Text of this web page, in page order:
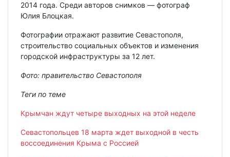
2014 года. Среди авторов снимков — фотограф
Юлия Блоцкая.
Фотографии отражают развитие Севастополя,
строительство социальных объектов и изменения
городской инфраструктуры за 12 лет.
Фото: правительство Севастополя
Теги по теме
Крымчан ждут четыре выходных на этой неделе
Севастопольцев 18 марта ждет выходной в честь
воссоединения Крыма с Россией